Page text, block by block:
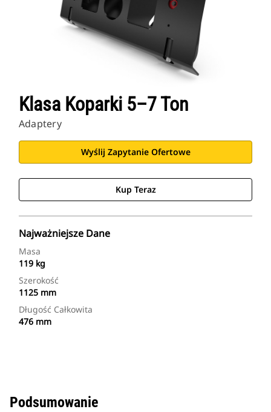
Klasa Koparki 5–7 Ton
Adaptery
Wyślij Zapytanie Ofertowe
Kup Teraz
Najważniejsze Dane
Masa
119 kg
Szerokość
1125 mm
Długość Całkowita
476 mm
Podsumowanie